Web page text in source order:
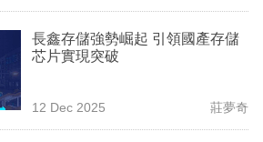
長鑫存儲強勢崛起 引領國產存儲
芯片實現突破
12 Dec 2025 莊夢奇